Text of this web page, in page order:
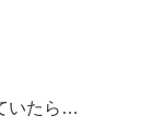
いたら…